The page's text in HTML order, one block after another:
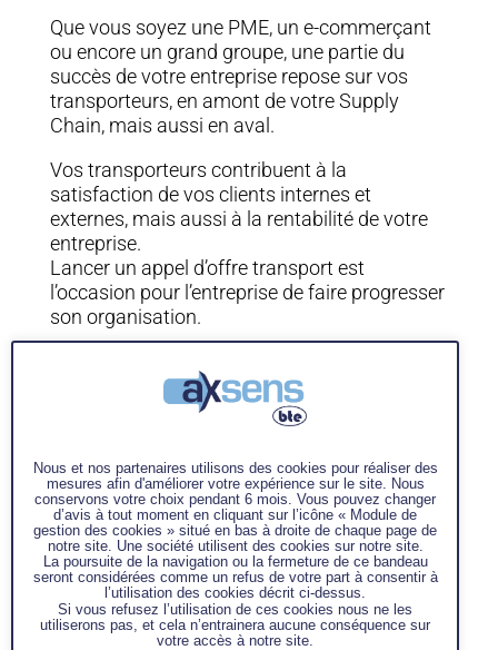
Que vous soyez une PME, un e-commerçant
ou encore un grand groupe, une partie du
succès de votre entreprise repose sur vos
transporteurs, en amont de votre Supply
Chain, mais aussi en aval.
Vos transporteurs contribuent à la
satisfaction de vos clients internes et
externes, mais aussi à la rentabilité de votre
entreprise.
Lancer un appel d’offre transport est
l’occasion pour l’entreprise de faire progresser
son organisation.
répondre aux questions suivantes :
de transport ?
Quelle organisation adopter ?
Quelle est ma capacité à piloter un
panel de transporteurs ?
Quels sont les périmètres de
livraisons actuellement défaillants ?
Nous et nos partenaires utilisons des cookies pour réaliser des
mesures afin d'améliorer votre expérience sur le site. Nous
conservons votre choix pendant 6 mois. Vous pouvez changer
d’avis à tout moment en cliquant sur l’icône « Module de
gestion des cookies » situé en bas à droite de chaque page de
notre site. Une société utilisent des cookies sur notre site.
La poursuite de la navigation ou la fermeture de ce bandeau
seront considérées comme un refus de votre part à consentir à
l’utilisation des cookies décrit ci-dessus.
Si vous refusez l’utilisation de ces cookies nous ne les
utiliserons pas, et cela n’entrainera aucune conséquence sur
votre accès à notre site.